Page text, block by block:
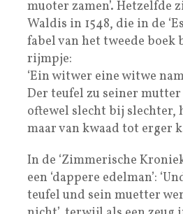
muoter zamen’. Hetzelfde
Waldis in 1548, die in de
fabel van het tweede boek
rijmpje:
‘Ein witwer eine witwe
Der teufel zu seiner mutter
oftewel slecht bij slechter,
maar van kwaad tot erger
In de ‘Zimmerische
een ‘dappere edelman’:
teufel und sein muetter